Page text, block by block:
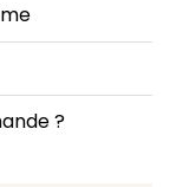
?